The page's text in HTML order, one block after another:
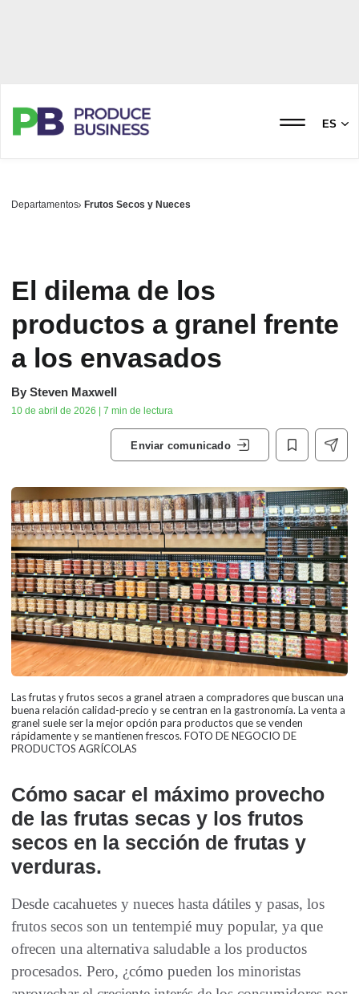
ES
Departamentos Frutos Secos y Nueces
El dilema de los
productos a granel frente
a los envasados
By Steven Maxwell
10 de abril de 2026 | 7 min de lectura
Enviar comunicado
Las frutas y frutos secos a granel atraen a compradores que buscan una
buena relación calidad-precio y se centran en la gastronomía. La venta a
granel suele ser la mejor opción para productos que se venden
rápidamente y se mantienen frescos. FOTO DE NEGOCIO DE
PRODUCTOS AGRÍCOLAS
Cómo sacar el máximo provecho
de las frutas secas y los frutos
secos en la sección de frutas y
verduras.
Desde cacahuetes y nueces hasta dátiles y pasas, los
frutos secos son un tentempié muy popular, ya que
ofrecen una alternativa saludable a los productos
procesados. Pero, ¿cómo pueden los minoristas